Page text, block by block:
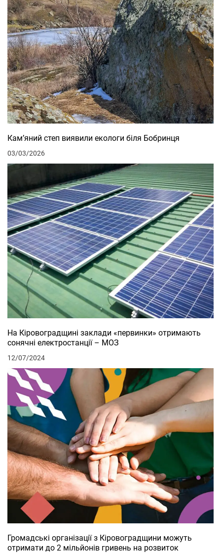
Кам’яний степ виявили екологи біля Бобринця
03/03/2026
На Кіровоградщині заклади «первинки» отримають
сонячні електростанції – МОЗ
12/07/2024
Громадські організації з Кіровоградщини можуть
отримати до 2 мільйонів гривень на розвиток